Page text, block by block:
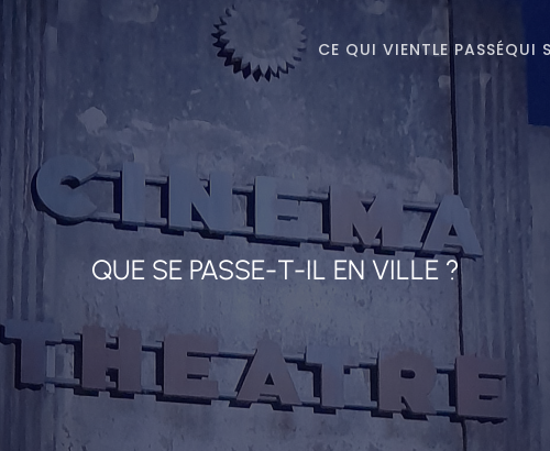
CE QUI VIENTLE PASSÉQUI
QUE SE PASSE-T-IL EN VILLE ?